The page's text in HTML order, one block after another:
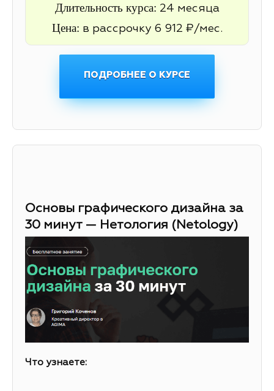
Длительность курса: 24 месяца
Цена: в рассрочку 6 912 ₽/мес.
ПОДРОБНЕЕ О КУРСЕ
Основы графического дизайна за
30 минут — Нетология (Netology)
Что узнаете: